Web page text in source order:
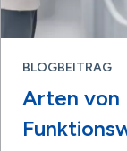
BLOGBEITRAG
Arten von